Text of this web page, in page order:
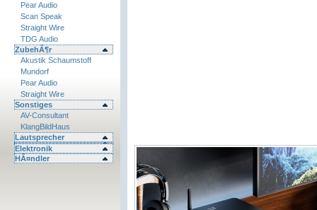
Pear Audio
Scan Speak
Straight Wire
TDG Audio
ZubehÃ¶r
Akustik Schaumstoff
Mundorf
Pear Audio
Straight Wire
Sonstiges
AV-Consultant
KlangBildHaus
Lautsprecher
Elektronik
HÃ¤ndler